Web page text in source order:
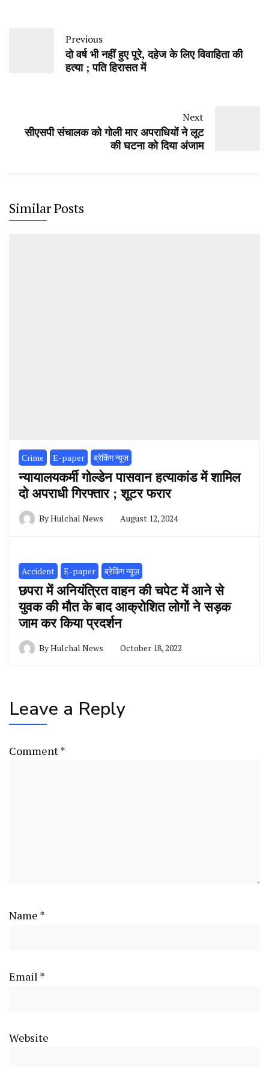
Previous
दो वर्ष भी नहीं हुए पूरे, दहेज के लिए विवाहिता की
हत्या ; पति हिरासत में
Next
सीएसपी संचालक को गोली मार अपराधियों ने लूट
की घटना को दिया अंजाम
Similar Posts
Crime E-paper ब्रेकिंग न्यूज़
न्यायालयकर्मी गोल्डेन पासवान हत्याकांड में शामिल
दो अपराधी गिरफ्तार ; शूटर फरार
ByHulchal News August 12, 2024
Accident E-paper ब्रेकिंग न्यूज़
छपरा में अनियंत्रित वाहन की चपेट में आने से
युवक की मौत के बाद आक्रोशित लोगों ने सड़क
जाम कर किया प्रदर्शन
ByHulchal News October 18, 2022
Leave a Reply
Comment*
Name *
Email *
Website